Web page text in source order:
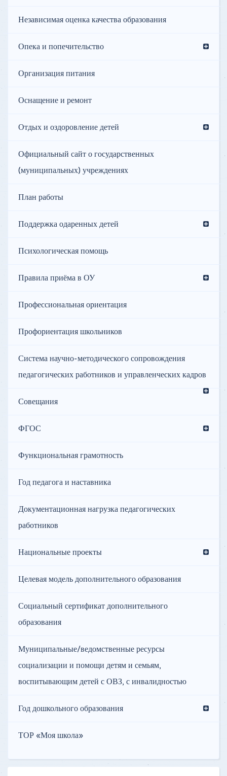
Независимая оценка качества образования
Опека и попечительство
Организация питания
Оснащение и ремонт
Отдых и оздоровление детей
Официальный сайт о государственных
(муниципальных) учреждениях
План работы
Поддержка одаренных детей
Психологическая помощь
Правила приёма в ОУ
Профессиональная ориентация
Профориентация школьников
Система научно-методического сопровождения
педагогических работников и управленческих кадров
Совещания
ФГОС
Функциональная грамотность
Год педагога и наставника
Документационная нагрузка педагогических
работников
Национальные проекты
Целевая модель дополнительного образования
Социальный сертификат дополнительного
образования
Муниципальные/ведомственные ресурсы
социализации и помощи детям и семьям,
воспитывающим детей с ОВЗ, с инвалидностью
Год дошкольного образования
ТОР «Моя школа»